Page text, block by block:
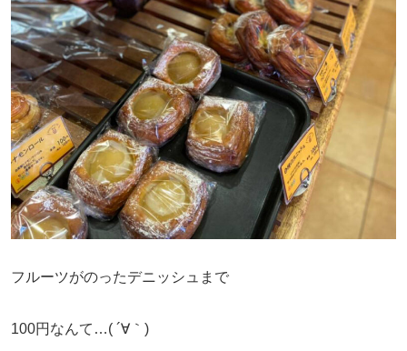
フルーツがのったデニッシュまで
100円なんて…( ´∀｀)